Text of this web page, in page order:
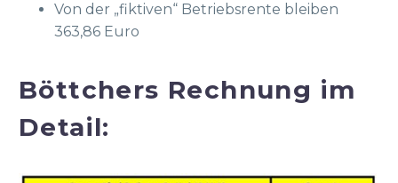
Von der „fiktiven“ Betriebsrente bleiben
363,86 Euro
Böttchers Rechnung im
Detail: